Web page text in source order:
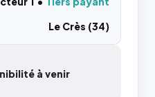
Le Crès (34)
à venir